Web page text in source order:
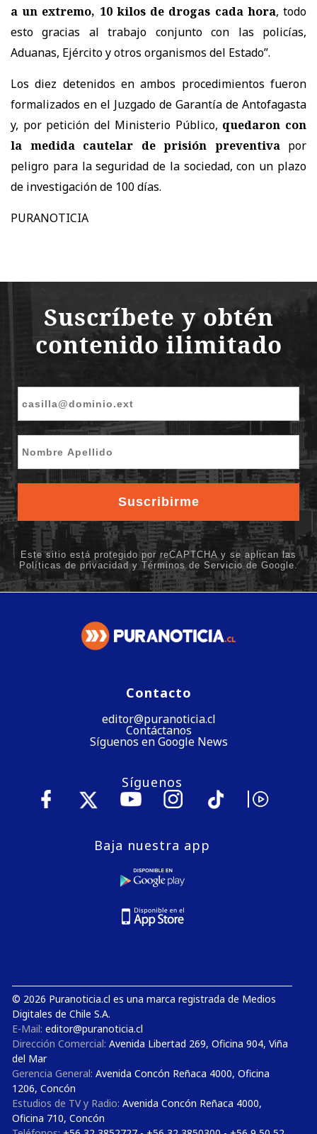
a un extremo, 10 kilos de drogas cada hora, todo
esto gracias al trabajo conjunto con las policías,
Aduanas, Ejército y otros organismos del Estado”.
Los diez detenidos en ambos procedimientos fueron
formalizados en el Juzgado de Garantía de Antofagasta
y, por petición del Ministerio Público, quedaron con
la medida cautelar de prisión preventivapor
peligro para la seguridad de la sociedad, con un plazo
de investigación de 100 días.
PURANOTICIA
Contacto
editor@puranoticia.cl
Contáctanos
Síguenos en Google News
Síguenos
Baja nuestra app
© 2026 Puranoticia.cl es una marca registrada de Medios
Digitales de Chile S.A.
E-Mail: editor@puranoticia.cl
Dirección Comercial: Avenida Libertad 269, Oficina 904, Viña
del Mar
Gerencia General: Avenida Concón Reñaca 4000, Oficina
1206, Concón
Estudios de TV y Radio: Avenida Concón Reñaca 4000,
Oficina 710, Concón